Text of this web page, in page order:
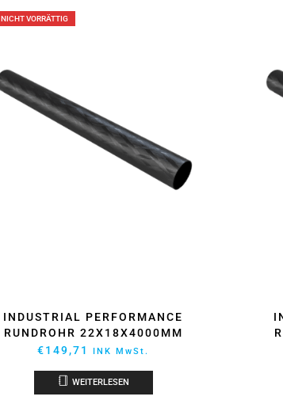
NICHT VORRÄTTIG
INDUSTRIAL PERFORMANCE
RUNDROHR 22X18X4000MM
€149,71 INK MwSt.
WEITERLESEN